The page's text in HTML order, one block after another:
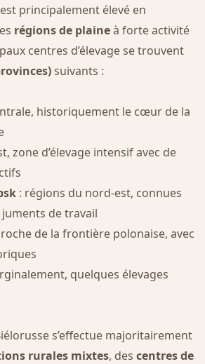
principalement élevé en
régions de plaineà forte activité
centres d’élevage se trouvent
suivants :
historiquement le cœur de la
zone d’élevage intensif avec de
: régions du nord-est, connues
de travail
de la frontière polonaise, avec
quelques élevages
s’effectue majoritairement
rurales mixtes, des centres de